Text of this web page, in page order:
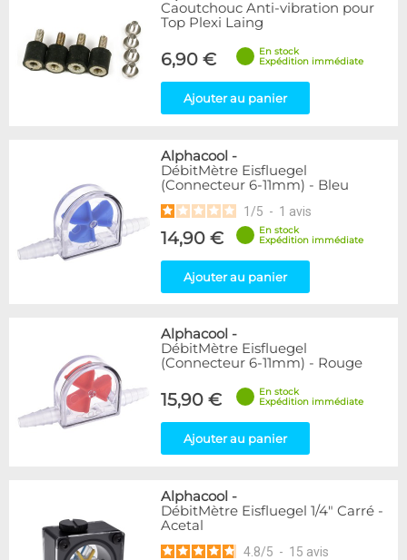
Articles en promotions
Appliquer
Caoutchouc Anti-vibration pour
Top Plexi Laing
6,90 €
En stock
Expédition immédiate
Ajouter au panier
Alphacool -
DébitMètre Eisfluegel
(Connecteur 6-11mm) - Bleu
1 /5 - 1 avis
14,90 €
En stock
Expédition immédiate
Ajouter au panier
Alphacool -
DébitMètre Eisfluegel
(Connecteur 6-11mm) - Rouge
15,90 €
En stock
Expédition immédiate
Ajouter au panier
Alphacool -
DébitMètre Eisfluegel 1/4" Carré -
Acetal
4.8/5 - 15 avis